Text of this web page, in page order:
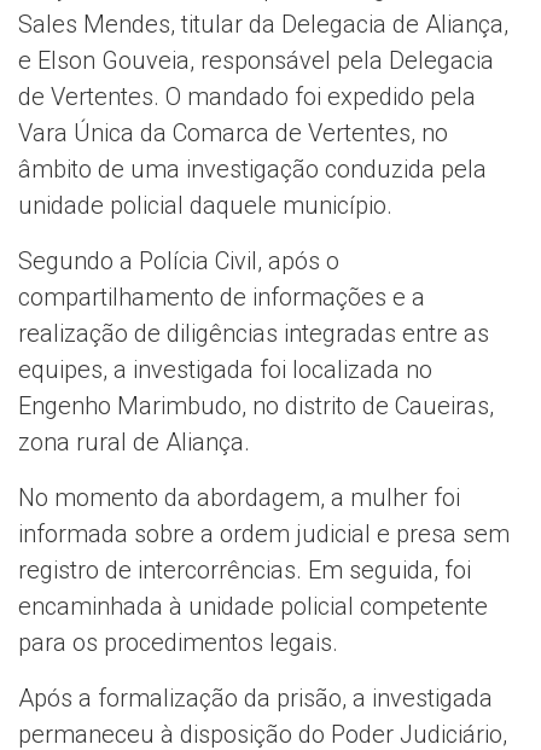
Sales Mendes, titular da Delegacia de Aliança,
e Elson Gouveia, responsável pela Delegacia
de Vertentes. O mandado foi expedido pela
Vara Única da Comarca de Vertentes, no
âmbito de uma investigação conduzida pela
unidade policial daquele município.
Segundo a Polícia Civil, após o
compartilhamento de informações e a
realização de diligências integradas entre as
equipes, a investigada foi localizada no
Engenho Marimbudo, no distrito de Caueiras,
zona rural de Aliança.
No momento da abordagem, a mulher foi
informada sobre a ordem judicial e presa sem
registro de intercorrências. Em seguida, foi
encaminhada à unidade policial competente
para os procedimentos legais.
Após a formalização da prisão, a investigada
permaneceu à disposição do Poder Judiciário,